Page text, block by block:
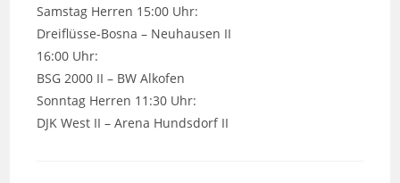
Samstag Herren 15:00 Uhr:
Dreiflüsse-Bosna – Neuhausen II
16:00 Uhr:
BSG 2000 II – BW Alkofen
Sonntag Herren 11:30 Uhr:
DJK West II – Arena Hundsdorf II